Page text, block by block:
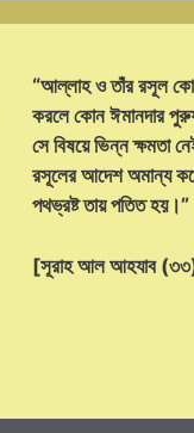
“আল্লাহ ও তাঁর রসূল
করলে কোন ঈমানদার
সে বিষয়ে ভিন্ন ক্ষমতা
রসূলের আদেশ অমান্য
পথভ্রষ্ট তায় পতিত হয়।”
[সূরাহ আল আহযাব